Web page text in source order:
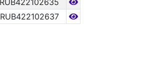
RUB422102635
RUB422102637